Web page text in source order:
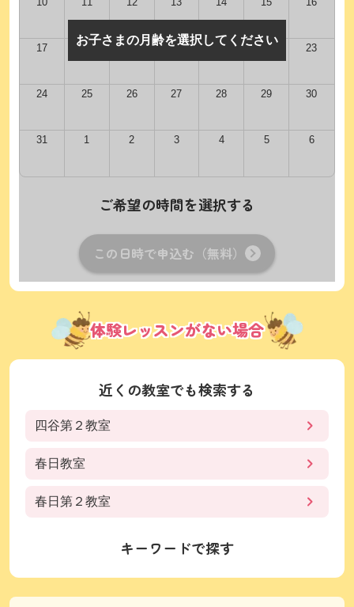
17 18 19 20 21 22 23
24 25 26 27 28 29 30
31 1 2 3 4 5 6
ご希望の時間を選択する
この日時で申込む（無料）
お子さまの月齢を選択してください
体験レッスンがない場合
近くの教室でも検索する
四谷第２教室
春日教室
春日第２教室
キーワードで探す